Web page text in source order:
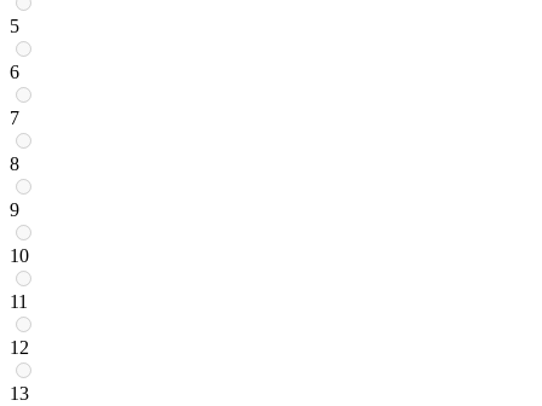
5
6
7
8
9
10
11
12
13